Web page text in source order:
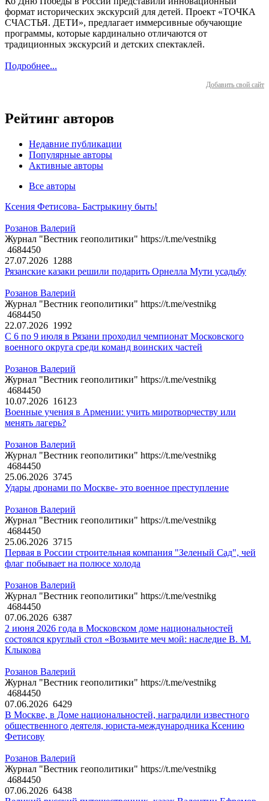
формат исторических экскурсий для детей. Проект «ТОЧКА
СЧАСТЬЯ. ДЕТИ», предлагает иммерсивные обучающие
программы, которые кардинально отличаются от
традиционных экскурсий и детских спектаклей.
Подробнее...
Добавить свой сайт
Рейтинг авторов
Недавние публикации
Популярные авторы
Активные авторы
Все авторы
Ксения Фетисова- Бастрыкину быть!
Розанов Валерий
Журнал "Вестник геополитики" https://t.me/vestnikg
4684450
27.07.2026 1288
Рязанские казаки решили подарить Орнелла Мути усадьбу
Розанов Валерий
Журнал "Вестник геополитики" https://t.me/vestnikg
4684450
22.07.2026 1992
С 6 по 9 июля в Рязани проходил чемпионат Московского
военного округа среди команд воинских частей
Розанов Валерий
Журнал "Вестник геополитики" https://t.me/vestnikg
4684450
10.07.2026 16123
Военные учения в Армении: учить миротворчеству или
менять лагерь?
Розанов Валерий
Журнал "Вестник геополитики" https://t.me/vestnikg
4684450
25.06.2026 3745
Удары дронами по Москве- это военное преступление
Розанов Валерий
Журнал "Вестник геополитики" https://t.me/vestnikg
4684450
25.06.2026 3715
Первая в России строительная компания "Зеленый Сад", чей
флаг побывает на полюсе холода
Розанов Валерий
Журнал "Вестник геополитики" https://t.me/vestnikg
4684450
07.06.2026 6387
2 июня 2026 года в Московском доме национальностей
состоялся круглый стол «Возьмите меч мой: наследие В. М.
Клыкова
Розанов Валерий
Журнал "Вестник геополитики" https://t.me/vestnikg
4684450
07.06.2026 6429
В Москве, в Доме национальностей, наградили известного
общественного деятеля, юриста-международника Ксению
Фетисову
Розанов Валерий
Журнал "Вестник геополитики" https://t.me/vestnikg
4684450
07.06.2026 6438